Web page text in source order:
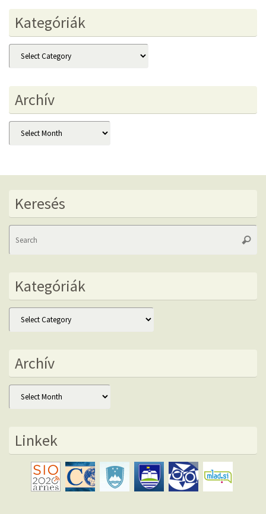
Kategóriák
Kategóriák
Archív
Archív
Keresés
Kategóriák
Kategóriák
Archív
Archív
Linkek